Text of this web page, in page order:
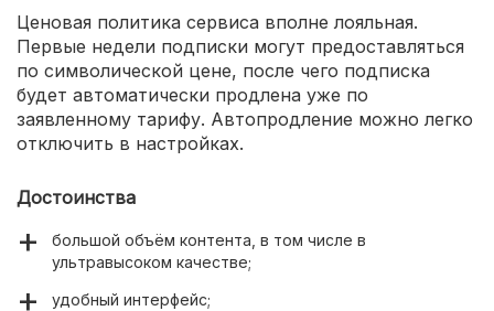
Ценовая политика сервиса вполне лояльная.
Первые недели подписки могут предоставляться
по символической цене, после чего подписка
будет автоматически продлена уже по
заявленному тарифу. Автопродление можно легко
отключить в настройках.
Достоинства
большой объём контента, в том числе в
ультравысоком качестве;
удобный интерфейс;